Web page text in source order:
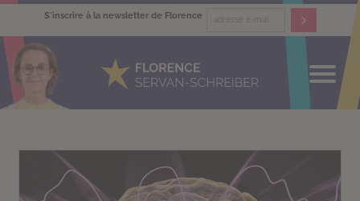
S'inscrire à la newsletter de Florence